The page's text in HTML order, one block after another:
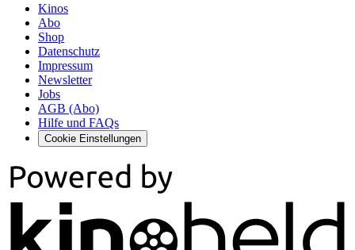
Kinos
Abo
Shop
Datenschutz
Impressum
Newsletter
Jobs
AGB (Abo)
Hilfe und FAQs
Cookie Einstellungen